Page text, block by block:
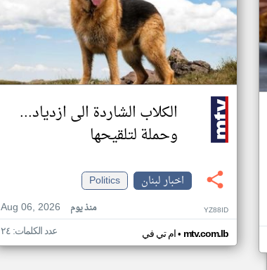
الكلاب الشاردة الى ازدياد...
وحملة لتلقيحها
اخبار لبنان
Politics
Aug 06, 2026
منذ يوم YZ88ID
ام تي في• mtv.com.lb عدد الكلمات: ٢٤